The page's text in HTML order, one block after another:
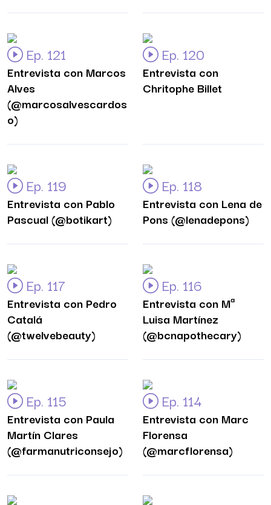
Ep. 121
Entrevista con Marcos
Alves
(@marcosalvescardos
o)
Ep. 120
Entrevista con
Chritophe Billet
Ep. 119
Entrevista con Pablo
Pascual (@botikart)
Ep. 118
Entrevista con Lena de
Pons (@lenadepons)
Ep. 117
Entrevista con Pedro
Catalá
(@twelvebeauty)
Ep. 116
Entrevista con Mª
Luisa Martínez
(@bcnapothecary)
Ep. 115
Entrevista con Paula
Martín Clares
(@farmanutriconsejo)
Ep. 114
Entrevista con Marc
Florensa
(@marcflorensa)